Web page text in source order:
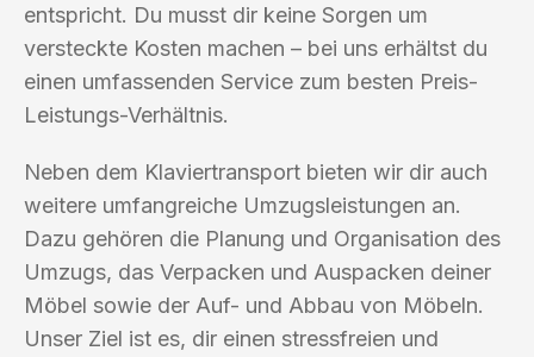
entspricht. Du musst dir keine Sorgen um
versteckte Kosten machen – bei uns erhältst du
einen umfassenden Service zum besten Preis-
Leistungs-Verhältnis.
Neben dem Klaviertransport bieten wir dir auch
weitere umfangreiche Umzugsleistungen an.
Dazu gehören die Planung und Organisation des
Umzugs, das Verpacken und Auspacken deiner
Möbel sowie der Auf- und Abbau von Möbeln.
Unser Ziel ist es, dir einen stressfreien und